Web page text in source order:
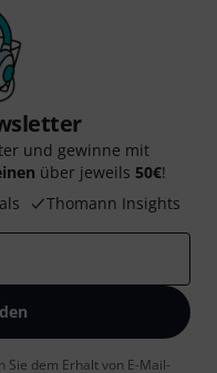
und gewinne mit
über jeweils 50€!
Thomann Insights
Sie dem Erhalt von E-Mail-